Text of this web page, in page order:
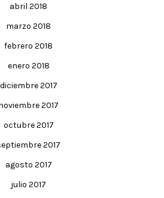
abril 2018
marzo 2018
febrero 2018
enero 2018
diciembre 2017
2017
octubre 2017
2017
agosto 2017
julio 2017